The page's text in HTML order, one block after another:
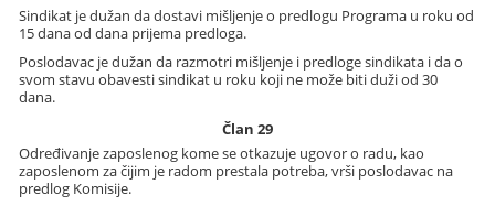
Sindikat je dužan da dostavi mišljenje o predlogu Programa u roku od
15 dana od dana prijema predloga.
Poslodavac je dužan da razmotri mišljenje i predloge sindikata i da o
svom stavu obavesti sindikat u roku koji ne može biti duži od 30
dana.
Član 29
Određivanje zaposlenog kome se otkazuje ugovor o radu, kao
zaposlenom za čijim je radom prestala potreba, vrši poslodavac na
predlog Komisije.